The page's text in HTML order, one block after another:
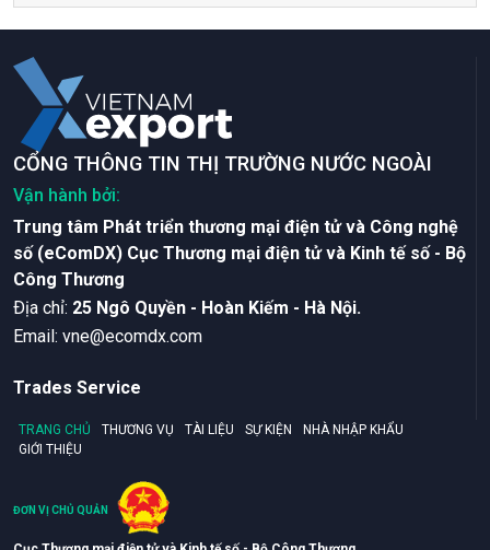
CỔNG THÔNG TIN THỊ TRƯỜNG NƯỚC NGOÀI
Vận hành bởi:
Trung tâm Phát triển thương mại điện tử và Công nghệ
số (eComDX) Cục Thương mại điện tử và Kinh tế số - Bộ
Công Thương
Ðịa chỉ: 25 Ngô Quyền - Hoàn Kiếm - Hà Nội.
Email: vne@ecomdx.com
Trades Service
TRANG CHỦ THƯƠNG VỤ TÀI LIỆU SỰ KIỆN
NHÀ NHẬP KHẨU
GIỚI THIỆU
ĐƠN VỊ CHỦ QUẢN